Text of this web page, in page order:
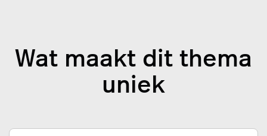
Wat maakt dit thema
uniek